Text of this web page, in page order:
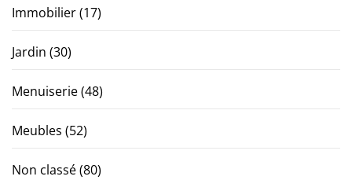
Immobilier(17)
Jardin (30)
Menuiserie(48)
Meubles (52)
Non classé(80)